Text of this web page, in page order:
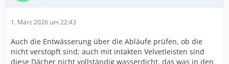
1. März 2026 um 22:43
Auch die Entwässerung über die Abläufe prüfen, ob die
nicht verstopft sind; auch mit intakten Velvetleisten sind
diese Dächer nicht vollständig wasserdicht, das was in den